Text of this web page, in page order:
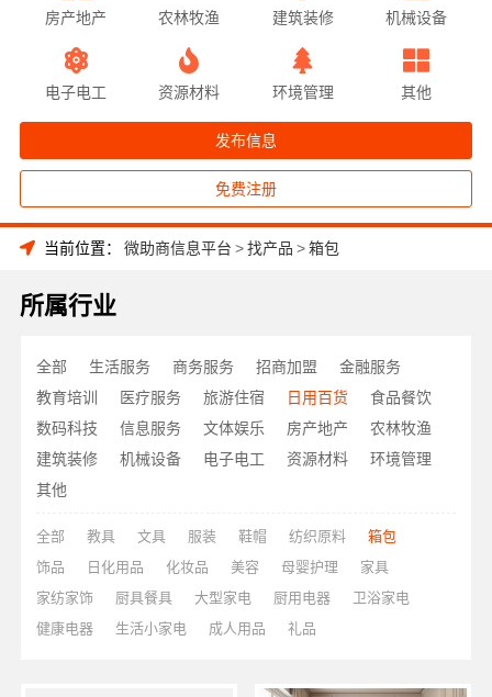
房产地产 农林牧渔 建筑装修 机械设备
电子电工 资源材料 环境管理 其他
发布信息
免费注册
当前位置： 微助商信息平台 >找产品 >箱包
所属行业
全部 生活服务 商务服务 招商加盟
金融服务
教育培训
医疗服务 旅游住宿 日用百货
食品餐饮
数码科技
信息服务 文体娱乐 房产地产
农林牧渔
建筑装修
机械设备 电子电工 资源材料
环境管理
其他
全部 教具 文具 服装 鞋帽 纺织原料
箱包
饰品
日化用品 化妆品 美容 母婴护理
家具
家纺家饰
厨具餐具 大型家电 厨用电器
卫浴家电
健康电器
生活小家电 成人用品 礼品